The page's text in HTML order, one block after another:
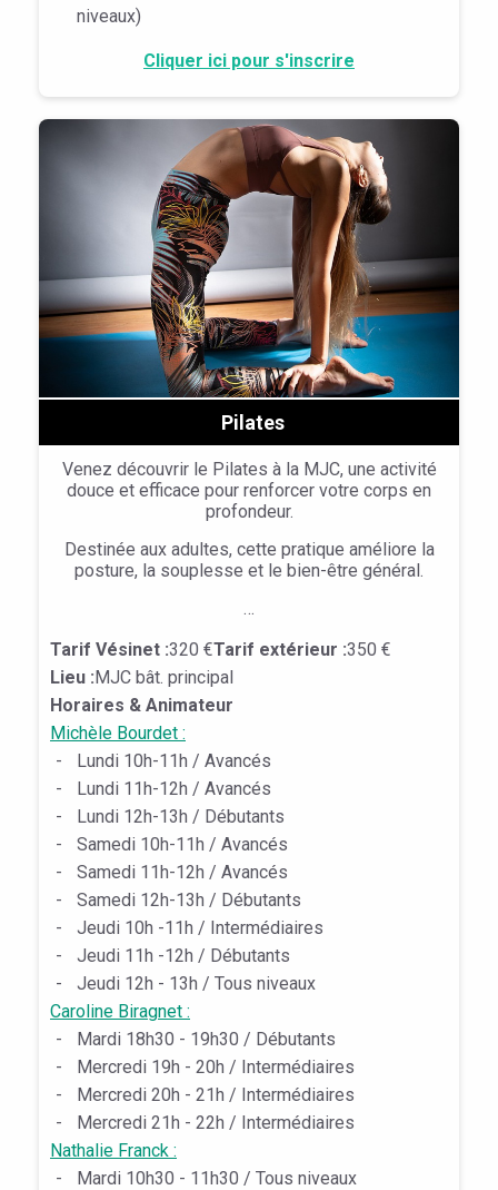
niveaux)
Cliquer ici pour s'inscrire
Pilates
Venez découvrir le Pilates à la MJC, une activité
douce et efficace pour renforcer votre corps en
profondeur.
Destinée aux adultes, cette pratique améliore la
posture, la souplesse et le bien-être général.
…
Tarif Vésinet :320 €Tarif extérieur :350 €
Lieu :MJC bât. principal
Horaires & Animateur
Michèle Bourdet :
-
Lundi 10h-11h / Avancés
-
Lundi 11h-12h / Avancés
-
Lundi 12h-13h / Débutants
-
Samedi 10h-11h / Avancés
-
Samedi 11h-12h / Avancés
-
Samedi 12h-13h / Débutants
-
Jeudi 10h -11h / Intermédiaires
-
Jeudi 11h -12h / Débutants
-
Jeudi 12h - 13h / Tous niveaux
Caroline Biragnet :
-
Mardi 18h30 - 19h30 / Débutants
-
Mercredi 19h - 20h / Intermédiaires
-
Mercredi 20h - 21h / Intermédiaires
-
Mercredi 21h - 22h / Intermédiaires
Nathalie Franck :
-
Mardi 10h30 - 11h30 / Tous niveaux